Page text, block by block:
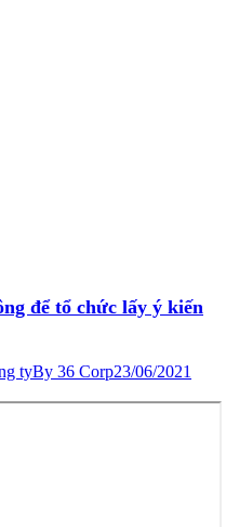
để tổ chức lấy ý kiến
tyBy 36 Corp23/06/2021